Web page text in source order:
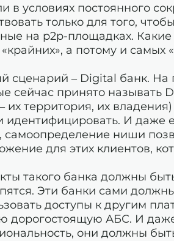
в условиях постоянного
только для того,
на p2p-площадках.
а потому и самых
сценарий – Digital банк. На
сейчас принято называть
их территория, их
идентифицировать. И даже
самоопределение ниши
для этих клиентов,
такого банка должны
Эти банки сами
доступы к другим
дорогостоящую АБС. И
они должны